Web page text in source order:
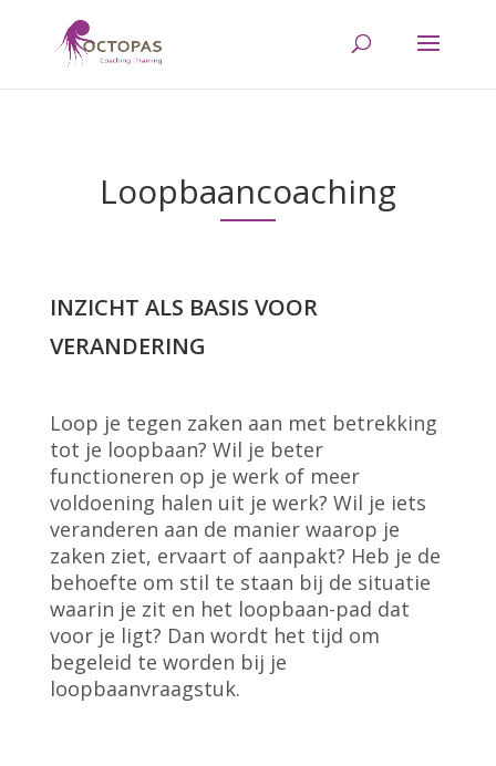
Loopbaancoaching
INZICHT ALS BASIS VOOR
VERANDERING
Loop je tegen zaken aan met betrekking
tot je loopbaan? Wil je beter
functioneren op je werk of meer
voldoening halen uit je werk? Wil je iets
veranderen aan de manier waarop je
zaken ziet, ervaart of aanpakt? Heb je de
behoefte om stil te staan bij de situatie
waarin je zit en het loopbaan-pad dat
voor je ligt? Dan wordt het tijd om
begeleid te worden bij je
loopbaanvraagstuk.